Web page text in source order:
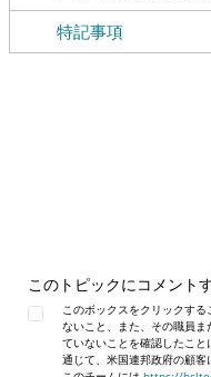
特記事項
このトピックにコメント
このボックスをクリックす
ないこと、また、その職員
ていないことを確認したこ
通じて、米国連邦政府の顧客